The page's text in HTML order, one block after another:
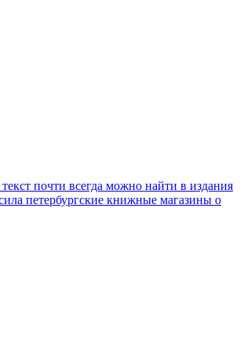
почти всегда можно найти в издания
петербургские книжные магазины о